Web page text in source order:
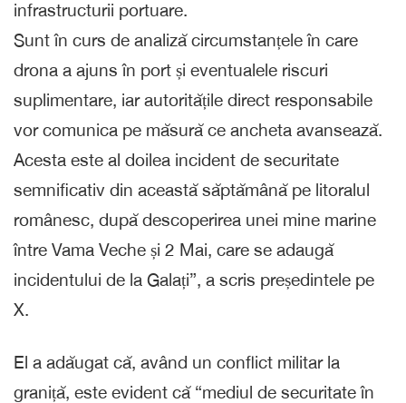
infrastructurii portuare.
Sunt în curs de analiză circumstanțele în care
drona a ajuns în port și eventualele riscuri
suplimentare, iar autoritățile direct responsabile
vor comunica pe măsură ce ancheta avansează.
Acesta este al doilea incident de securitate
semnificativ din această săptămână pe litoralul
românesc, după descoperirea unei mine marine
între Vama Veche și 2 Mai, care se adaugă
incidentului de la Galați”, a scris președintele pe
X.
El a adăugat că, având un conflict militar la
graniță, este evident că “mediul de securitate în